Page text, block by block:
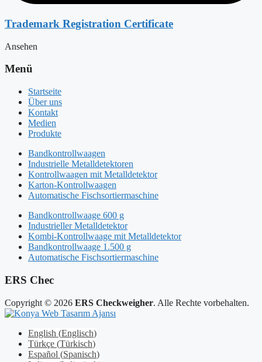
Trademark Registration Certificate
Ansehen
Menü
Startseite
Über uns
Kontakt
Medien
Produkte
Bandkontrollwaagen
Industrielle Metalldetektoren
Kontrollwaagen mit Metalldetektor
Karton-Kontrollwaagen
Automatische Fischsortiermaschine
Bandkontrollwaage 600 g
Industrieller Metalldetektor
Kombi-Kontrollwaage mit Metalldetektor
Bandkontrollwaage 1.500 g
Automatische Fischsortiermaschine
ERS Chec
Copyright © 2026 ERS Checkweigher. Alle Rechte vorbehalten.
English (Englisch)
Türkçe (Türkisch)
Español (Spanisch)